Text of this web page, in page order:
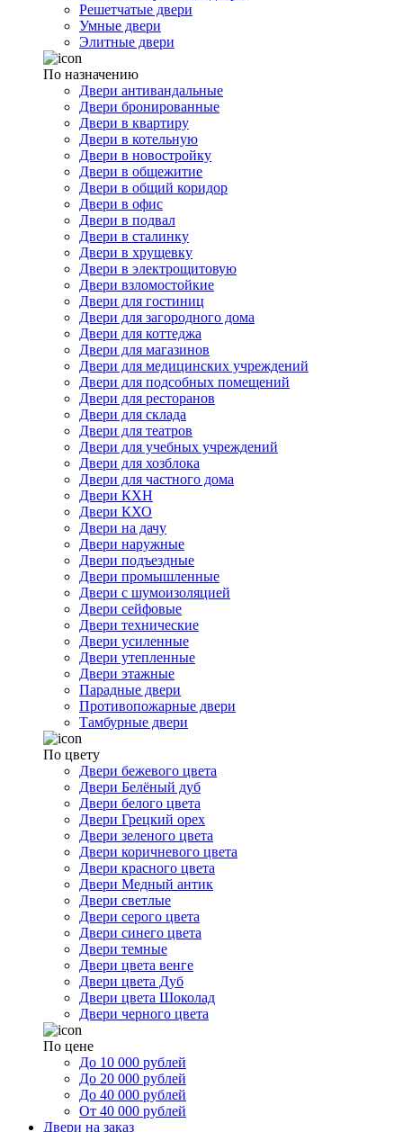
Решетчатые двери
Умные двери
Элитные двери
По назначению
Двери антивандальные
Двери бронированные
Двери в квартиру
Двери в котельную
Двери в новостройку
Двери в общежитие
Двери в общий коридор
Двери в офис
Двери в подвал
Двери в сталинку
Двери в хрущевку
Двери в электрощитовую
Двери взломостойкие
Двери для гостиниц
Двери для загородного дома
Двери для коттеджа
Двери для магазинов
Двери для медицинских учреждений
Двери для подсобных помещений
Двери для ресторанов
Двери для склада
Двери для театров
Двери для учебных учреждений
Двери для хозблока
Двери для частного дома
Двери КХН
Двери КХО
Двери на дачу
Двери наружные
Двери подъездные
Двери промышленные
Двери с шумоизоляцией
Двери сейфовые
Двери технические
Двери усиленные
Двери утепленные
Двери этажные
Парадные двери
Противопожарные двери
Тамбурные двери
По цвету
Двери бежевого цвета
Двери Белёный дуб
Двери белого цвета
Двери Грецкий орех
Двери зеленого цвета
Двери коричневого цвета
Двери красного цвета
Двери Медный антик
Двери светлые
Двери серого цвета
Двери синего цвета
Двери темные
Двери цвета венге
Двери цвета Дуб
Двери цвета Шоколад
Двери черного цвета
По цене
До 10 000 рублей
До 20 000 рублей
До 40 000 рублей
От 40 000 рублей
Двери на заказ